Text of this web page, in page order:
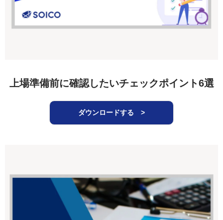
上場準備前に確認したいチェックポイント6選
ダウンロードする >